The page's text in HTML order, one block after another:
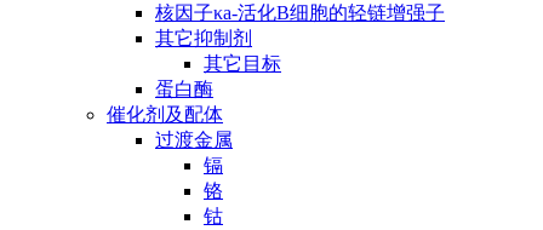
核因子κa-活化B细胞的轻链增强子
其它抑制剂
其它目标
蛋白酶
催化剂及配体
过渡金属
镉
铬
钴